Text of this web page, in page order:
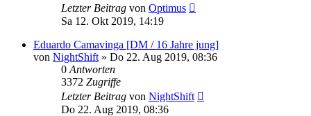
Letzter Beitrag von Optimus
Sa 12. Okt 2019, 14:19
Eduardo Camavinga [DM / 16 Jahre jung]
von NightShift » Do 22. Aug 2019, 08:36
0 Antworten
3372 Zugriffe
Letzter Beitrag von NightShift
Do 22. Aug 2019, 08:36